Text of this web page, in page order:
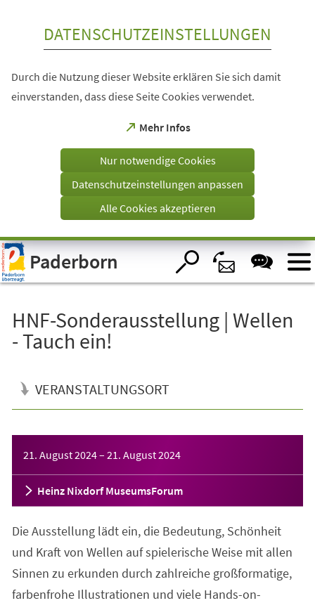
Visuelle
Assistenzsoftware
öffnen.
DATENSCHUTZEINSTELLUNGEN
Durch die Nutzung dieser Website erklären Sie sich damit
einverstanden, dass diese Seite Cookies verwendet.
Mehr Infos
(Öffnet
einem
Tab)
Nur notwendige Cookies
Datenschutzeinstellungen anpassen
Alle Cookies akzeptieren
Paderborn
HNF-Sonderausstellung | Wellen
- Tauch ein!
VERANSTALTUNGSORT
21. August 2024– 21. August 2024
Heinz Nixdorf MuseumsForum
Die Ausstellung lädt ein, die Bedeutung, Schönheit
und Kraft von Wellen auf spielerische Weise mit allen
Sinnen zu erkunden durch zahlreiche großformatige,
farbenfrohe Illustrationen und viele Hands-on-